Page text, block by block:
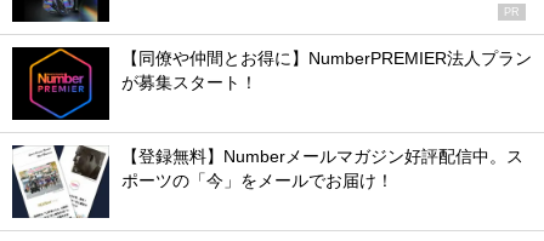
PR
【同僚や仲間とお得に】NumberPREMIER法人プラン
が募集スタート！
【登録無料】Numberメールマガジン好評配信中。ス
ポーツの「今」をメールでお届け！